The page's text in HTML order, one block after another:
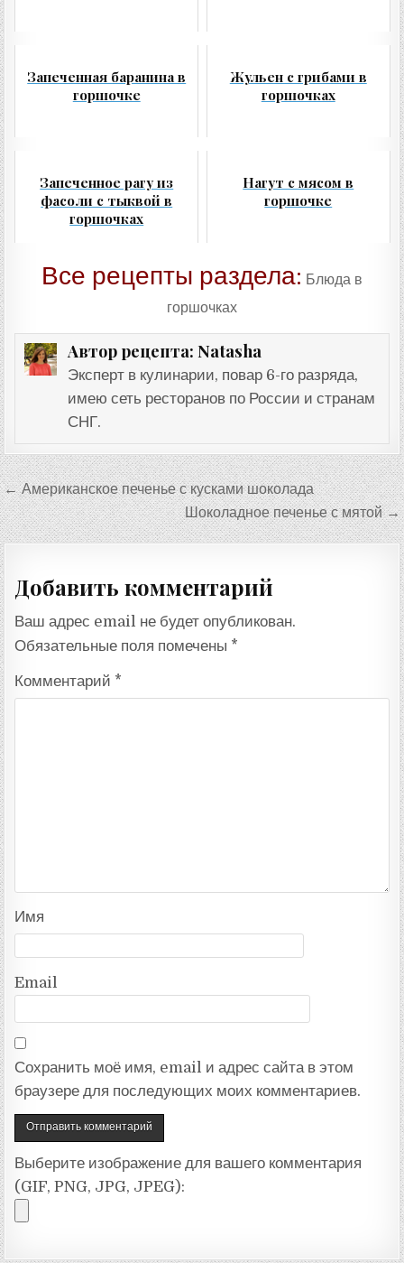
Запеченная баранина в
горшочке
Жульен с грибами в
горшочках
Запеченное рагу из
фасоли с тыквой в
горшочках
Нагут с мясом в
горшочке
Все рецепты раздела: Блюда в
горшочках
Автор рецепта: Natasha
Эксперт в кулинарии, повар 6-го разряда,
имею сеть ресторанов по России и странам
СНГ.
Навигация
по
записям
← Американское печенье с кусками шоколада
Шоколадное печенье с мятой →
Добавить комментарий
Ваш адрес email не будет опубликован.
Обязательные поля помечены *
Комментарий *
Имя
Email
Сохранить моё имя, email и адрес сайта в этом
браузере для последующих моих комментариев.
Выберите изображение для вашего комментария
(GIF, PNG, JPG, JPEG):